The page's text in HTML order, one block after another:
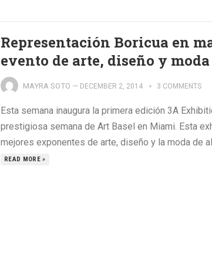
Representación Boricua en
evento de arte, diseño y
MAYRA SOTO — DECEMBER 2, 2014 3 COMMENTS
Esta semana inaugura la primera edición 3A
prestigiosa semana de Art Basel en Miami. Esta
mejores exponentes de arte, diseño y la moda de
READ MORE »